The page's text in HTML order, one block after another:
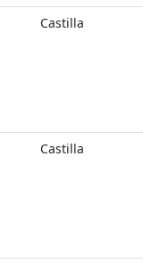
Castilla
Castilla